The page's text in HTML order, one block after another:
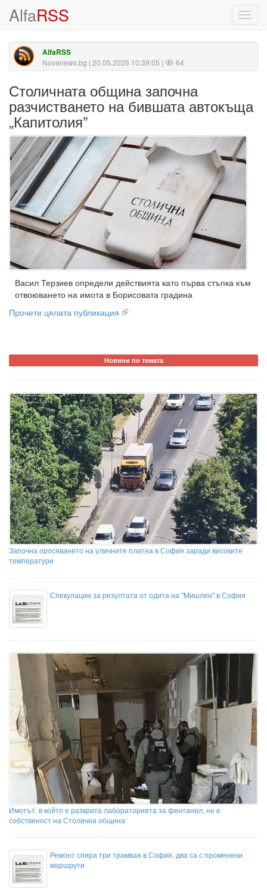
AlfaRSS
AlfaRSS
Novanews.bg | 20.05.2026 10:39:05 | 64
Столичната община започна
разчистването на бившата автокъща
„Капитолия”
Васил Терзиев определи действията като първа стъпка към
отвоюването на имота в Борисовата градина
Прочети цялата публикация
Новини по темата
Започна оросяването на уличните платна в София заради високите
температури
Спекулации за резултата от одита на "Мишлен" в София
Имотът, в който е разкрита лабораторията за фентанил, не е
собственост на Столична община
Ремонт спира три трамвая в София, два са с променени
маршрути